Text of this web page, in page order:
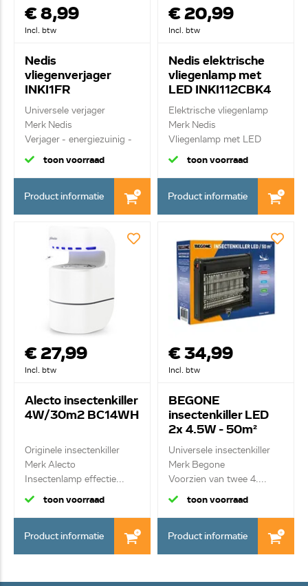
€ 8,99
Incl. btw
Nedis
vliegenverjager
INKI1FR
Universele verjager
Merk Nedis
Verjager - energiezuinig -
...
toon voorraad
Product informatie
€ 20,99
Incl. btw
Nedis elektrische
vliegenlamp met
LED INKI112CBK4
Elektrische vliegenlamp
Merk Nedis
Vliegenlamp met LED
3W...
toon voorraad
Product informatie
€ 27,99
Incl. btw
Alecto insectenkiller
4W/30m2 BC14WH
Originele insectenkiller
Merk Alecto
Insectenlamp effectie...
toon voorraad
Product informatie
€ 34,99
Incl. btw
BEGONE
insectenkiller LED
2x 4.5W - 50m²
58561
Universele insectenkiller
Merk Begone
Voorzien van twee 4....
toon voorraad
Product informatie